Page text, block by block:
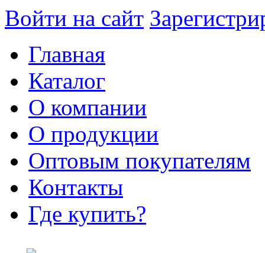
Войти на сайт
Главная
Каталог
О компании
О продукции
Оптовым покупателям
Контакты
Где купить?